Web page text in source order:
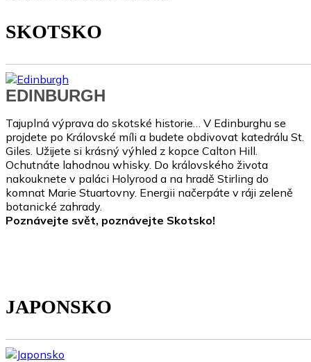
SKOTSKO
EDINBURGH
Tajuplná výprava do skotské historie… V Edinburghu se
projdete po Královské míli a budete obdivovat katedrálu St.
Giles. Užijete si krásný výhled z kopce Calton Hill.
Ochutnáte lahodnou whisky. Do královského života
nakouknete v paláci Holyrood a na hradě Stirling do
komnat Marie Stuartovny. Energii načerpáte v ráji zeleně
botanické zahrady.
Poznávejte svět, poznávejte Skotsko!
JAPONSKO